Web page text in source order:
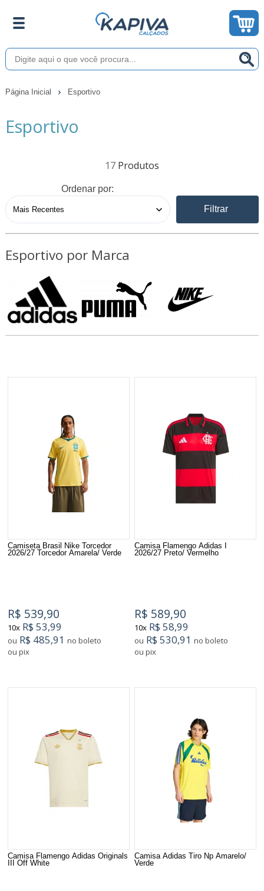
Página Inicial Esportivo
Esportivo
17
Ordenar por:
Filtrar
Esportivo por Marca
Camiseta Brasil Nike Torcedor
2026/27 Torcedor Amarela/ Verde
R$ 539,90
10x R$ 53,99
ou R$ 485,91 no boleto
ou pix
Camisa Flamengo Adidas I
2026/27 Preto/ Vermelho
R$ 589,90
10x R$ 58,99
ou R$ 530,91 no boleto
ou pix
Camisa Flamengo Adidas Originals
III Off White
Camisa Adidas Tiro Np Amarelo/
Verde